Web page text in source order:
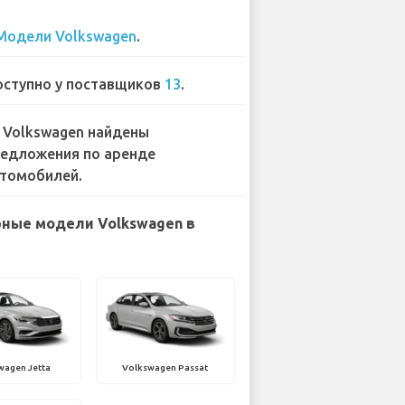
Volkswagen.
у поставщиков 13.
Volkswagen найдены
по аренде
модели Volkswagen в
Jetta Volkswagen Passat